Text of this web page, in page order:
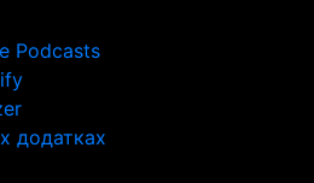
Podcasts
додатках